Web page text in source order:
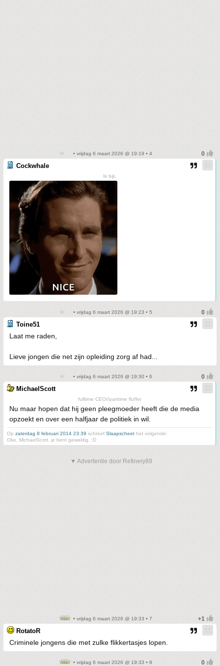
• vrijdag 6 maart 2026 @ 19:19 • 4
Cockwhale
Ik bijt.
• vrijdag 6 maart 2026 @ 19:23 • 5
Toine51
Laat me raden,
Lieve jongen die net zijn opleiding zorg af had...
• vrijdag 6 maart 2026 @ 19:30 • 6
MichaelScott
fulltime CEO//parttime fluffer
Nu maar hopen dat hij geen pleegmoeder heeft die de media
opzoekt en over een halfjaar de politiek in wil.
Op zaterdag 8 februari 2014 23:39 schreef Slaapscheet het volgende:
Oke, MichaelScott, je bent geweldig. :D
▼ Advertentie door Refinery89
• vrijdag 6 maart 2026 @ 19:33 • 7
RotatoR
Criminele jongens die met zulke flikkertasjes lopen.
• vrijdag 6 maart 2026 @ 19:33 • 8